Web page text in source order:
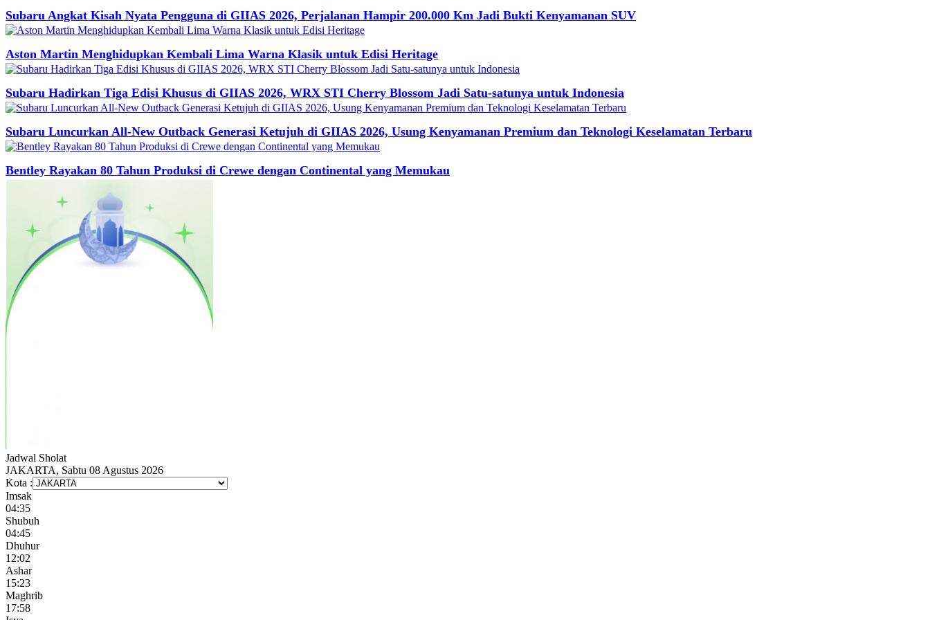
Subaru Angkat Kisah Nyata Pengguna di GIIAS 2026, Perjalanan Hampir 200.000 Km Jadi Bukti Kenyamanan SUV
Aston Martin Menghidupkan Kembali Lima Warna Klasik untuk Edisi Heritage
Subaru Hadirkan Tiga Edisi Khusus di GIIAS 2026, WRX STI Cherry Blossom Jadi Satu-satunya untuk Indonesia
Subaru Luncurkan All-New Outback Generasi Ketujuh di GIIAS 2026, Usung Kenyamanan Premium dan Teknologi Keselamatan Terbaru
Bentley Rayakan 80 Tahun Produksi di Crewe dengan Continental yang Memukau
Jadwal Sholat
JAKARTA, Sabtu 08 Agustus 2026
Kota :
Imsak
04:35
Shubuh
04:45
Dhuhur
12:02
Ashar
15:23
Maghrib
17:58